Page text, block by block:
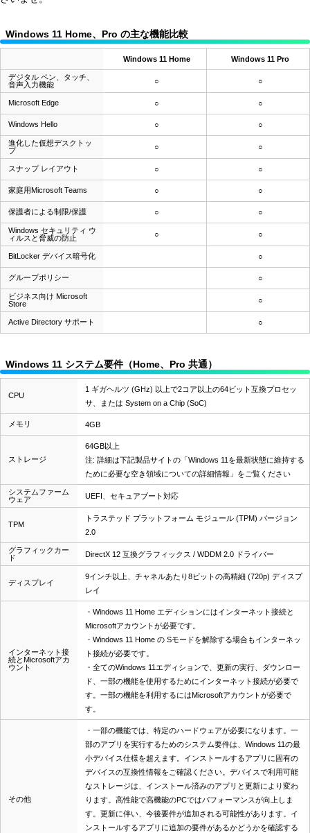
Windows 11 Home、Pro の主な機能比較
Windows 11 Home Windows 11 Pro
デジタル ペン、タッチ、
音声入力機能
○ ○
Microsoft Edge ○ ○
Windows Hello ○ ○
進化した仮想デスクトッ
プ
○ ○
スナップ レイアウト ○ ○
家庭用Microsoft Teams ○ ○
保護者による制限/保護 ○ ○
Windows セキュリティ ウ
ィルスと脅威の防止
○ ○
BitLocker デバイス暗号化 ○
グループポリシー ○
ビジネス向け Microsoft
Store
○
Active Directory サポート ○
Windows 11 システム要件（Home、Pro 共通）
CPU
1 ギガヘルツ (GHz) 以上で2コア以上の64ビット互換プロセッ
サ、または System on a Chip (SoC)
メモリ 4GB
ストレージ
64GB以上
注: 詳細は下記製品サイトの「Windows 11を最新状態に維持する
ために必要な空き領域についての詳細情報」をご覧ください
システムファーム
ウェア
UEFI、セキュアブート対応
TPM
トラステッド プラットフォーム モジュール (TPM) バージョン
2.0
グラフィックカー
ド
DirectX 12 互換グラフィックス / WDDM 2.0 ドライバー
ディスプレイ
9インチ以上、チャネルあたり8ビットの高精細 (720p) ディスプ
レイ
インターネット接
続とMicrosoftアカ
ウント
・Windows 11 Home エディションにはインターネット接続と
Microsoftアカウントが必要です。
・Windows 11 Home の Sモードを解除する場合もインターネッ
ト接続が必要です。
・全てのWindows 11エディションで、更新の実行、ダウンロー
ド、一部の機能を使用するためにインターネット接続が必要で
す。一部の機能を利用するにはMicrosoftアカウントが必要で
す。
その他
・一部の機能では、特定のハードウェアが必要になります。一
部のアプリを実行するためのシステム要件は、Windows 11の最
小デバイス仕様を超えます。インストールするアプリに固有の
デバイスの互換性情報をご確認ください。デバイスで利用可能
なストレージは、インストール済みのアプリと更新により変わ
ります。高性能で高機能のPCではパフォーマンスが向上しま
す。更新に伴い、今後要件が追加される可能性があります。イ
ンストールするアプリに追加の要件があるかどうかを確認する